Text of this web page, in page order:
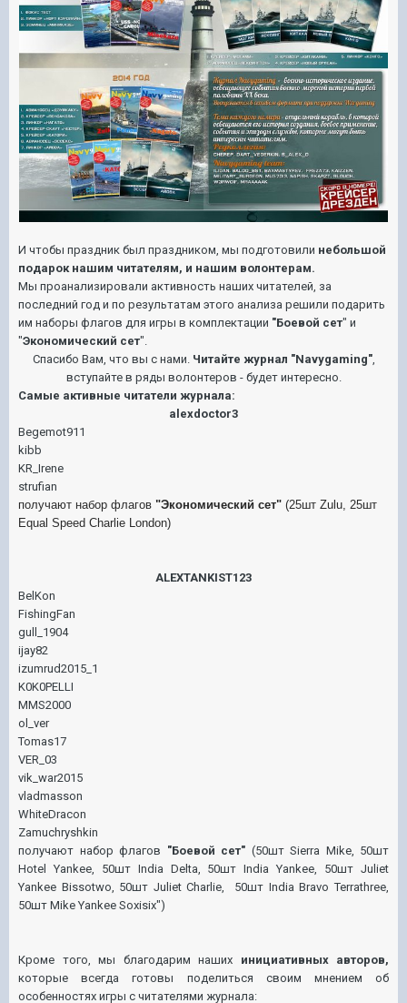
И чтобы праздник был праздником, мы подготовили небольшой
подарок нашим читателям, и нашим волонтерам.
Мы проанализировали активность наших читателей, за
последний год и по результатам этого анализа решили подарить
им наборы флагов для игры в комплектации "Боевой сет" и
"Экономический сет".
Спасибо Вам, что вы с нами. Читайте журнал "Navygaming",
вступайте в ряды волонтеров - будет интересно.
Самые активные читатели журнала:
alexdoctor3
Begemot911
kibb
KR_Irene
strufian
получают набор флагов "Экономический сет" (25шт Zulu, 25шт
Equal Speed Charlie London)
ALEXTANKIST123
BelKon
FishingFan
gull_1904
ijay82
izumrud2015_1
K0K0PELLI
MMS2000
ol_ver
Tomas17
VER_03
vik_war2015
vladmasson
WhiteDracon
Zamuchryshkin
получают набор флагов "Боевой сет" (50шт Sierra Mike, 50шт
Hotel Yankee, 50шт India Delta, 50шт India Yankee, 50шт Juliet
Yankee Bissotwo, 50шт Juliet Charlie, 50шт India Bravo Terrathree,
50шт Mike Yankee Soxisix")
Кроме того, мы благодарим наших инициативных авторов,
которые всегда готовы поделиться своим мнением об
особенностях игры с читателями журнала: